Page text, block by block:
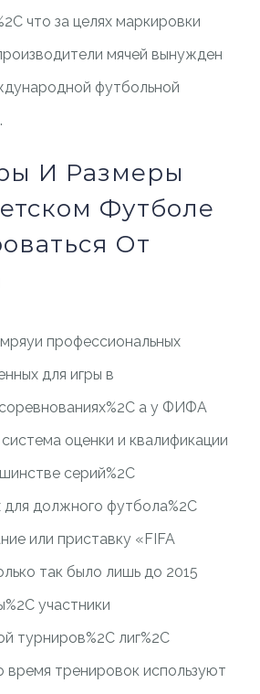
что за целях маркировки
мячей вынужден
футбольной
И Размеры
Футболе
От
профессиональных
для игры в
а у ФИФА
оценки и квалификации
серий%2C
для должного футбола%2C
или приставку «FIFA
так было лишь до 2015
участники
турниров%2C лиг%2C
время тренировок используют